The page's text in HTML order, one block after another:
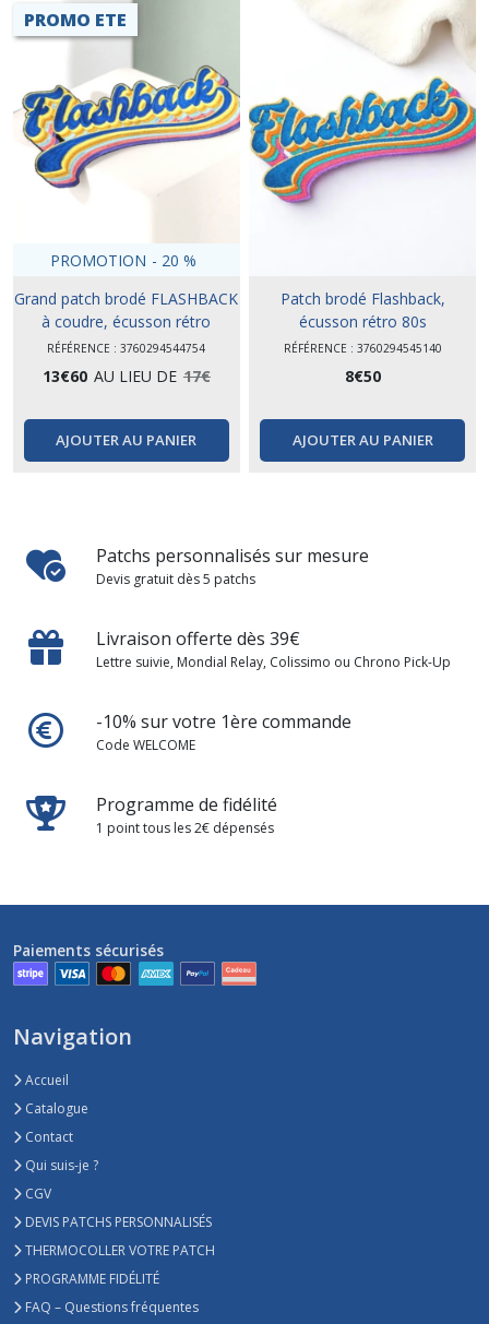
PROMO ETE
PROMOTION - 20 %
Grand patch brodé FLASHBACK
à coudre, écusson rétro
RÉFÉRENCE : 3760294544754
13€60 AU LIEU DE 17€
AJOUTER AU PANIER
Patch brodé Flashback,
écusson rétro 80s
RÉFÉRENCE : 3760294545140
8€50
AJOUTER AU PANIER
Patchs personnalisés sur mesure
Devis gratuit dès 5 patchs
Livraison offerte dès 39€
Lettre suivie, Mondial Relay, Colissimo ou Chrono Pick-Up
-10% sur votre 1ère commande
Code WELCOME
Programme de fidélité
1 point tous les 2€ dépensés
Paiements sécurisés
Navigation
Accueil
Catalogue
Contact
Qui suis-je ?
CGV
DEVIS PATCHS PERSONNALISÉS
THERMOCOLLER VOTRE PATCH
PROGRAMME FIDÉLITÉ
FAQ – Questions fréquentes